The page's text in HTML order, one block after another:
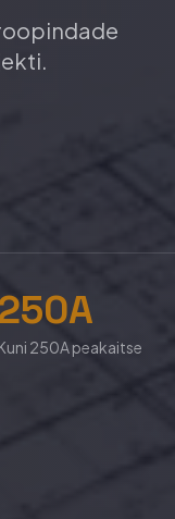
250A
250A peakaitse